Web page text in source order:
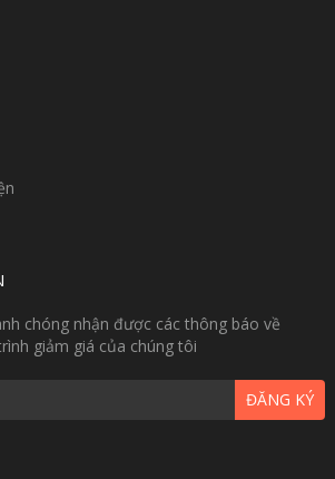
chóng nhận được các thông báo về
giảm giá của chúng tôi
ĐĂNG KÝ